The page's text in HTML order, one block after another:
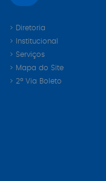
> Diretoria
> Institucional
> Serviços
> Mapa do Site
> 2ª Via Boleto